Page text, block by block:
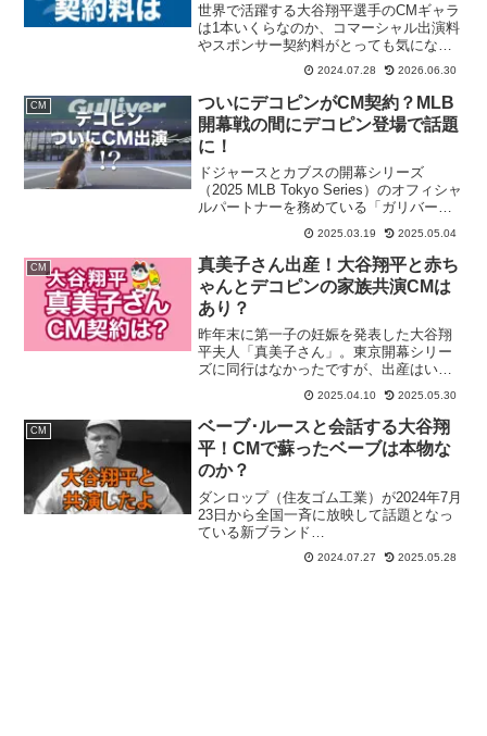
世界で活躍する大谷翔平選手のCMギャラ
は1本いくらなのか、コマーシャル出演料
やスポンサー契約料がとっても気になり
ます。通常、日本のタレントの広告出演
年間契約料（年契）はトップクラスで6千
万円から億超え。撮影のギャラとは別途
に出演料がかかるの...
2024.07.28 2026.06.30
CM
ついにデコピンがCM契約？MLB
開幕戦の間にデコピン登場で話題
に！
ドジャースとカブスの開幕シリーズ
（2025 MLB Tokyo Series）のオフィシャ
ルパートナーを務めている「ガリバー」
のCMに、大谷翔平の愛犬「デコピン」が
登場！お茶の間がザワついています。つ
いにデコピンがCM契約？契約料は？
202...
2025.03.19 2025.05.04
CM
真美子さん出産！大谷翔平と赤ち
ゃんとデコピンの家族共演CMは
あり？
昨年末に第一子の妊娠を発表した大谷翔
平夫人「真美子さん」。東京開幕シリー
ズに同行はなかったですが、出産はいつ
頃なんでしょうか。多くの方々が安産祈
願しています。NEWS追伸大谷翔平投手
が20日(現地時間19日)に自身のインスタ
グラムを更新し、...
2025.04.10 2025.05.30
CM
ベーブ･ルースと会話する大谷翔
平！CMで蘇ったベーブは本物な
のか？
ダンロップ（住友ゴム工業）が2024年7月
23日から全国一斉に放映して話題となっ
ている新ブランド
CM「BABE→SHOHEI」。なんと大谷翔
平選手の起用だけでなく、伝説の大リー
2024.07.27 2025.05.28